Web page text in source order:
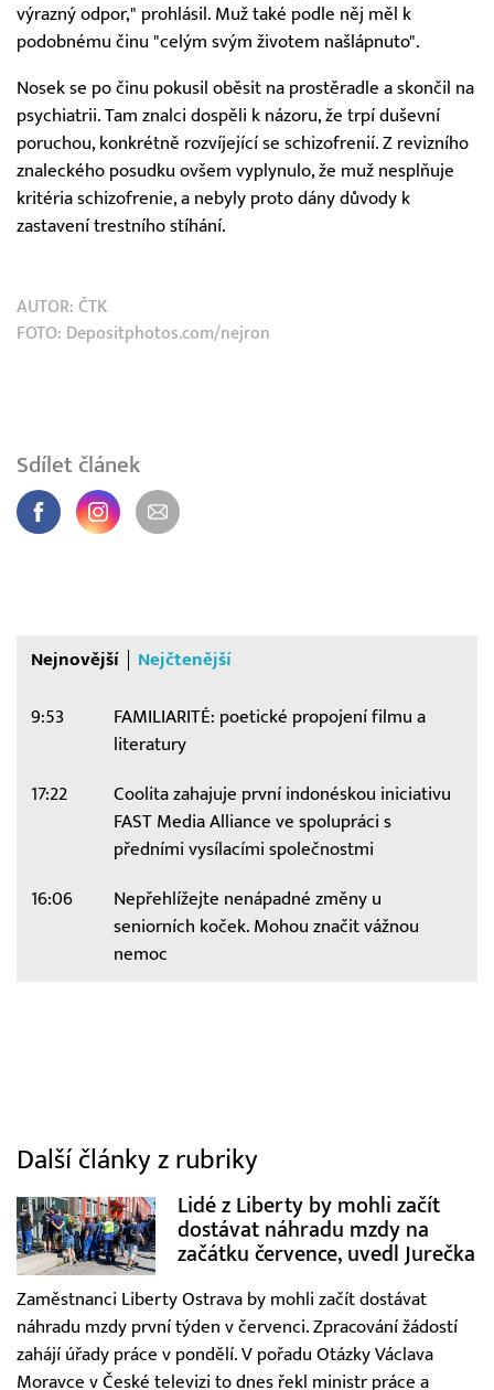
výrazný odpor," prohlásil. Muž také podle něj měl k
podobnému činu "celým svým životem našlápnuto".
Nosek se po činu pokusil oběsit na prostěradle a skončil na
psychiatrii. Tam znalci dospěli k názoru, že trpí duševní
poruchou, konkrétně rozvíjející se schizofrenií. Z revizního
znaleckého posudku ovšem vyplynulo, že muž nesplňuje
kritéria schizofrenie, a nebyly proto dány důvody k
zastavení trestního stíhání.
AUTOR: ČTK
FOTO: Depositphotos.com/nejron
Sdílet článek
Nejnovější Nejčtenější
9:53
FAMILIARITÉ: poetické propojení filmu a
literatury
17:22
Coolita zahajuje první indonéskou iniciativu
FAST Media Alliance ve spolupráci s
předními vysílacími společnostmi
16:06
Nepřehlížejte nenápadné změny u
seniorních koček. Mohou značit vážnou
nemoc
Další články z rubriky
Lidé z Liberty by mohli začít
dostávat náhradu mzdy na
začátku července, uvedl Jurečka
Zaměstnanci Liberty Ostrava by mohli začít dostávat
náhradu mzdy první týden v červenci. Zpracování žádostí
zahájí úřady práce v pondělí. V pořadu Otázky Václava
Moravce v České televizi to dnes řekl ministr práce a